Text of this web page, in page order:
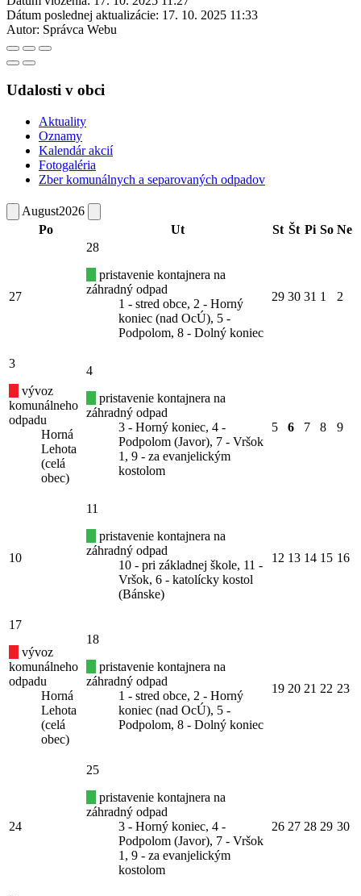
Dátum poslednej aktualizácie: 17. 10. 2025 11:33
Autor: Správca Webu
Udalosti v obci
Aktuality
Oznamy
Kalendár akcií
Fotogaléria
Zber komunálnych a separovaných odpadov
August2026
Po
Ut St Št Pi So Ne
27
28
pristavenie kontajnera na
záhradný odpad
1 - stred obce, 2 - Horný
koniec (nad OcÚ), 5 -
Podpolom, 8 - Dolný koniec
29 30 31 1 2
3
vývoz
komunálneho
odpadu
Horná
Lehota
(celá
obec)
4
pristavenie kontajnera na
záhradný odpad
3 - Horný koniec, 4 -
Podpolom (Javor), 7 - Vršok
1, 9 - za evanjelickým
kostolom
5 6 7 8 9
10
11
pristavenie kontajnera na
záhradný odpad
10 - pri základnej škole, 11 -
Vršok, 6 - katolícky kostol
(Bánske)
12 13 14 15 16
17
vývoz
komunálneho
odpadu
Horná
Lehota
(celá
obec)
18
pristavenie kontajnera na
záhradný odpad
1 - stred obce, 2 - Horný
koniec (nad OcÚ), 5 -
Podpolom, 8 - Dolný koniec
19 20 21 22 23
24
25
pristavenie kontajnera na
záhradný odpad
3 - Horný koniec, 4 -
Podpolom (Javor), 7 - Vršok
1, 9 - za evanjelickým
kostolom
26 27 28 29 30